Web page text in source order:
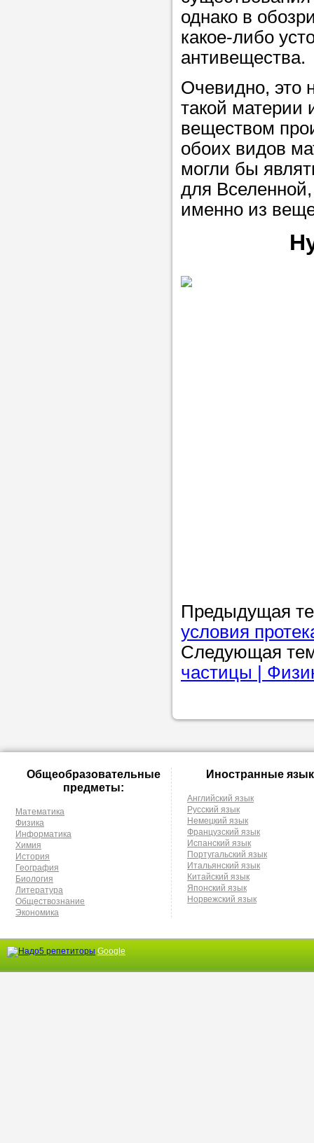
однако в
какое-либо
антивещества.
Очевидно, это
такой
веществом
обоих видов
могли бы
для
именно из
Предыдущая
условия
Следующая
частицы |
Общеобразовательные
предметы:
Математика
Физика
Информатика
Химия
История
География
Биология
Литература
Обществознание
Экономика
Иностранные
Английский язык
Русский язык
Немецкий язык
Французский язык
Испанский язык
Португальский язык
Итальянский язык
Китайский язык
Японский язык
Норвежский язык
Google